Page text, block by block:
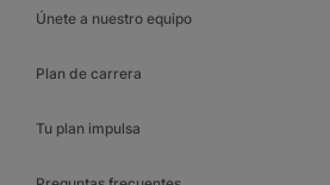
Únete a nuestro equipo
Plan de carrera
Tu plan impulsa